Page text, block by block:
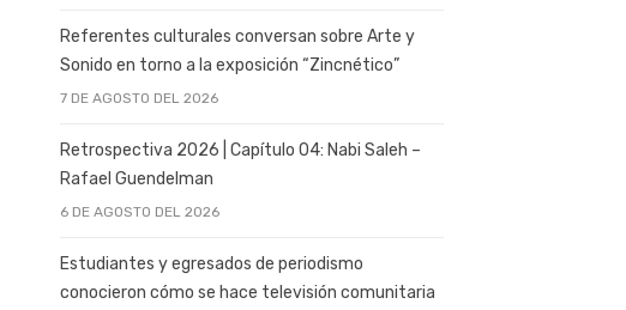
Referentes culturales conversan sobre Arte y
Sonido en torno a la exposición “Zincnético”
7 DE AGOSTO DEL 2026
Retrospectiva 2026 | Capítulo 04: Nabi Saleh –
Rafael Guendelman
6 DE AGOSTO DEL 2026
Estudiantes y egresados de periodismo
conocieron cómo se hace televisión comunitaria